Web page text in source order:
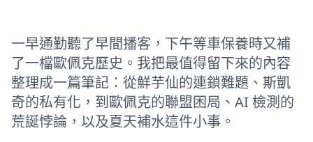
一早通勤聽了早間播客，下午等車保養時又補
了一檔歐佩克歷史。我把最值得留下來的內容
整理成一篇筆記：從鮮芋仙的連鎖難題、斯凱
奇的私有化，到歐佩克的聯盟困局、AI 檢測的
荒誕悖論，以及夏天補水這件小事。